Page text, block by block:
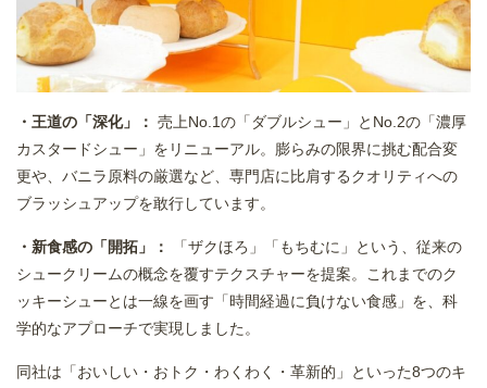
・王道の「深化」： 売上No.1の「ダブルシュー」とNo.2の「濃厚
カスタードシュー」をリニューアル。膨らみの限界に挑む配合変
更や、バニラ原料の厳選など、専門店に比肩するクオリティへの
ブラッシュアップを敢行しています。
・新食感の「開拓」：
「ザクほろ」「もちむに」という、従来の
シュークリームの概念を覆すテクスチャーを提案。これまでのク
ッキーシューとは一線を画す「時間経過に負けない食感」を、科
学的なアプローチで実現しました。
同社は「おいしい・おトク・わくわく・革新的」といった8つのキ